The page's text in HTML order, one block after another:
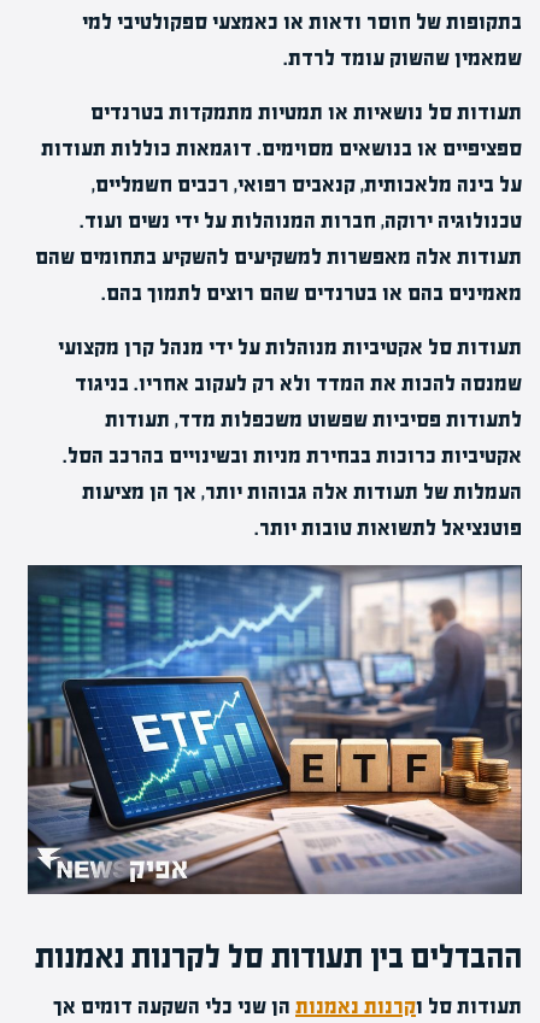
בתקופות של חוסר ודאות או כאמצעי ספקולטיבי למי
שמאמין שהשוק עומד לרדת.
תעודות סל נושאיות או תמטיות מתמקדות בטרנדים
ספציפיים או בנושאים מסוימים. דוגמאות כוללות תעודות
על בינה מלאכותית, קנאביס רפואי, רכבים חשמליים,
טכנולוגיה ירוקה, חברות המנוהלות על ידי נשים ועוד.
תעודות אלה מאפשרות למשקיעים להשקיע בתחומים שהם
מאמינים בהם או בטרנדים שהם רוצים לתמוך בהם.
תעודות סל אקטיביות מנוהלות על ידי מנהל קרן מקצועי
שמנסה להכות את המדד ולא רק לעקוב אחריו. בניגוד
לתעודות פסיביות שפשוט משכפלות מדד, תעודות
אקטיביות כרוכות בבחירת מניות ובשינויים בהרכב הסל.
העמלות של תעודות אלה גבוהות יותר, אך הן מציעות
פוטנציאל לתשואות טובות יותר.
ההבדלים בין תעודות סל לקרנות נאמנות
תעודות סל וקרנות נאמנות הן שני כלי השקעה דומים אך